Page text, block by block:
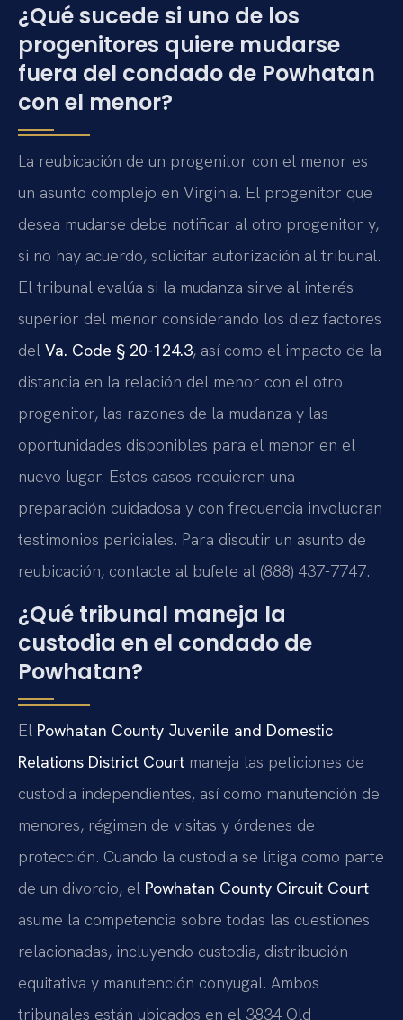
¿Qué sucede si uno de los
progenitores quiere mudarse
fuera del condado de Powhatan
con el menor?
La reubicación de un progenitor con el menor es
un asunto complejo en Virginia. El progenitor que
desea mudarse debe notificar al otro progenitor y,
si no hay acuerdo, solicitar autorización al tribunal.
El tribunal evalúa si la mudanza sirve al interés
superior del menor considerando los diez factores
del Va. Code § 20-124.3, así como el impacto de la
distancia en la relación del menor con el otro
progenitor, las razones de la mudanza y las
oportunidades disponibles para el menor en el
nuevo lugar. Estos casos requieren una
preparación cuidadosa y con frecuencia involucran
testimonios periciales. Para discutir un asunto de
reubicación, contacte al bufete al (888) 437-7747.
¿Qué tribunal maneja la
custodia en el condado de
Powhatan?
El Powhatan County Juvenile and Domestic
Relations District Court maneja las peticiones de
custodia independientes, así como manutención de
menores, régimen de visitas y órdenes de
protección. Cuando la custodia se litiga como parte
de un divorcio, el Powhatan County Circuit Court
asume la competencia sobre todas las cuestiones
relacionadas, incluyendo custodia, distribución
equitativa y manutención conyugal. Ambos
tribunales están ubicados en el 3834 Old